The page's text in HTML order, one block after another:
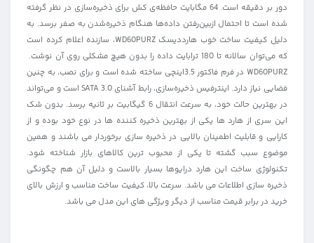
دور بر دقیقه است. 64 مگابایت حافظه‌ی کش برای ذخیره‌سازی در نظر گرفته
شده است تا احتمال ازبین‌رفتن داده‌ها هنگام ذخیره‌شدن به صفر برسد. به
دلیل کیفیت ساخت خوب هارددیسک WD60PURZ، سازنده اعلام کرده‌ است
که می‌توان سالانه تا 180 ترابایت داده را بدون هیچ مشکلی روی آن نوشت.
WD60PURZ در فرم فاکتور 3.5اینچی ساخته شده ‌است و برای نصب، به چنین
فضایی نیاز دارد. اینترفیس ذخیره‌سازی، رابط آشنای SATA 3.0 است و می‌تواند
در بهترین حالت خود، به سرعت انتقال 6 گیگابیت بر ثانیه برسد. بدون شک
این سری از هارد ها یکی از بهترین ذخیره کننده ها در نوع خود بوده و از
کارایی و قابلیت اطمینان بالایی در ذخیره سازی برخوردار می باشند و همین
موضوع سبب گشته تا یکی از محبوب ترین کالاهای بازار شناخته شود.
تکنولوژی ساخت این هارد درایوها بسیار بالاست و دلیل آن هم چگونگی
ذخیره سازی اطلاعات می باشد. سرعت بالا، کیفیت ساخت مناسب و ارزش بالای
خرید در برابر قیمت مناسب از دیگر ویژگی های این مدل می باشد.